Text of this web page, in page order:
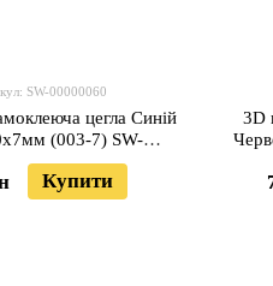
SW-00000060
цегла Синій
(003-7) SW-
00000060
Купити
3D